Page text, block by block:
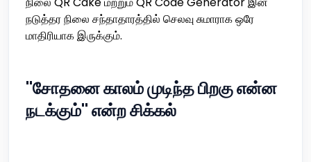
நடுத்தர நிலை சந்தாதாரத்தில் செலவு சுமாராக ஒரே
மாதிரியாக இருக்கும்.
"சோதனை காலம் முடிந்த பிறகு என்ன
நடக்கும்" என்ற சிக்கல்